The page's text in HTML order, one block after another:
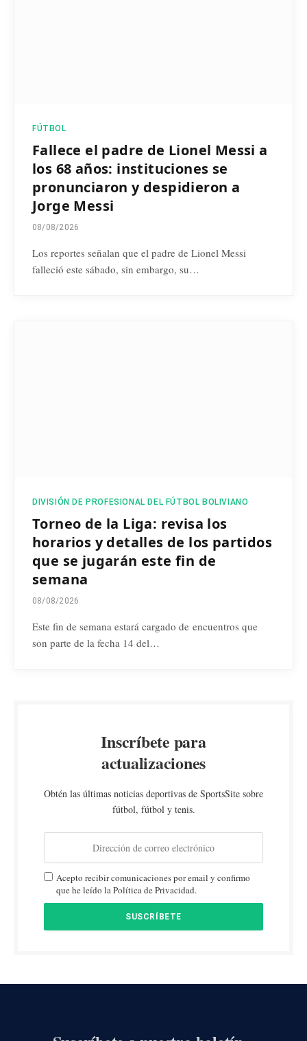
FÚTBOL
Fallece el padre de Lionel Messi a
los 68 años: instituciones se
pronunciaron y despidieron a
Jorge Messi
08/08/2026
Los reportes señalan que el padre de Lionel Messi
falleció este sábado, sin embargo, su…
DIVISIÓN DE PROFESIONAL DEL FÚTBOL BOLIVIANO
Torneo de la Liga: revisa los
horarios y detalles de los partidos
que se jugarán este fin de
semana
08/08/2026
Este fin de semana estará cargado de encuentros que
son parte de la fecha 14 del…
Inscríbete para
actualizaciones
Obtén las últimas noticias deportivas de SportsSite sobre
fútbol, fútbol y tenis.
Acepto recibir comunicaciones por email y confirmo
que he leído la Política de Privacidad.